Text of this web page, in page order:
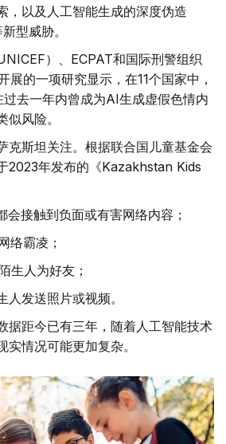
，以及人工智能生成的深度伪造
型威胁。
）、ECPAT和国际刑警组织
展的一项研究显示，在11个国家中，
去一年内曾成为AI生成虚假色情内
风险。
克斯坦关注。根据联合国儿童基金会
2023年发布的《Kazakhstan Kids
会接触到负面或有害网络内容；
络霸凌；
生人为好友；
人发送照片或视频。
据距今已有三年，随着人工智能技术
情况可能更加复杂。